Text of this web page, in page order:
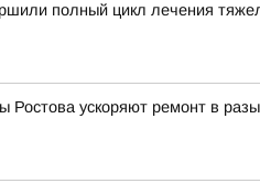
полный цикл лечения
ускоряют ремонт в разы